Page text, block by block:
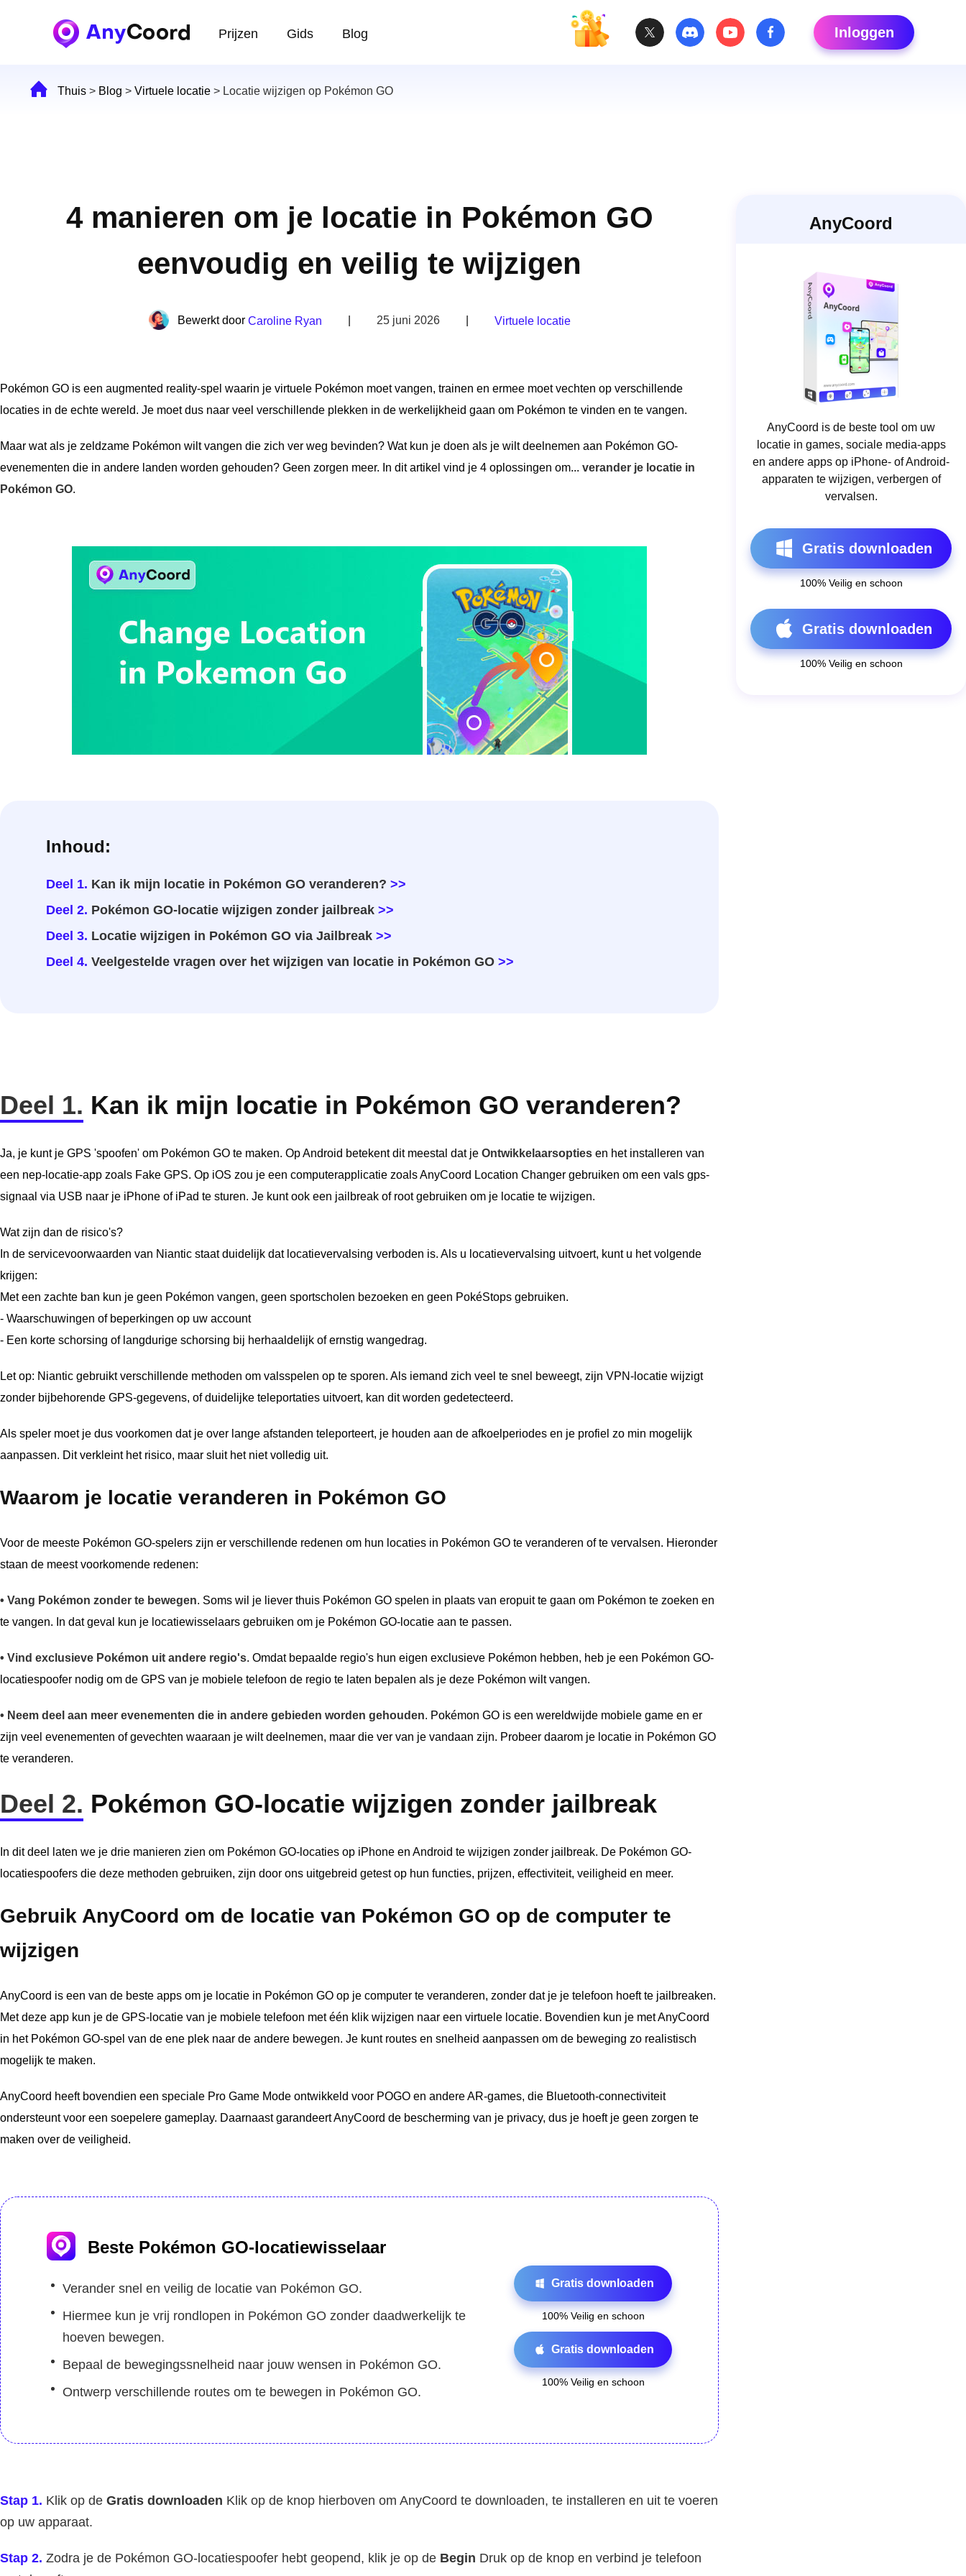
Prijzen Gids Blog Inloggen
Thuis > Blog > Virtuele locatie > Locatie wijzigen op Pokémon GO
4 manieren om je locatie in Pokémon GO
eenvoudig en veilig te wijzigen
Bewerkt door Caroline Ryan 25 juni 2026 Virtuele locatie
Pokémon GO is een augmented reality-spel waarin je virtuele Pokémon moet vangen, trainen en ermee moet vechten op verschillende
locaties in de echte wereld. Je moet dus naar veel verschillende plekken in de werkelijkheid gaan om Pokémon te vinden en te vangen.
Maar wat als je zeldzame Pokémon wilt vangen die zich ver weg bevinden? Wat kun je doen als je wilt deelnemen aan Pokémon GO-
evenementen die in andere landen worden gehouden? Geen zorgen meer. In dit artikel vind je 4 oplossingen om... verander je locatie in
Pokémon GO.
Inhoud:
Deel 1. Kan ik mijn locatie in Pokémon GO veranderen? >>
Deel 2. Pokémon GO-locatie wijzigen zonder jailbreak >>
Deel 3. Locatie wijzigen in Pokémon GO via Jailbreak >>
Deel 4. Veelgestelde vragen over het wijzigen van locatie in Pokémon GO >>
Deel 1. Kan ik mijn locatie in Pokémon GO veranderen?
Ja, je kunt je GPS 'spoofen' om Pokémon GO te maken. Op Android betekent dit meestal dat je Ontwikkelaarsopties en het installeren van
een nep-locatie-app zoals Fake GPS. Op iOS zou je een computerapplicatie zoals AnyCoord Location Changer gebruiken om een vals gps-
signaal via USB naar je iPhone of iPad te sturen. Je kunt ook een jailbreak of root gebruiken om je locatie te wijzigen.
Wat zijn dan de risico's?
In de servicevoorwaarden van Niantic staat duidelijk dat locatievervalsing verboden is. Als u locatievervalsing uitvoert, kunt u het volgende
krijgen:
Met een zachte ban kun je geen Pokémon vangen, geen sportscholen bezoeken en geen PokéStops gebruiken.
- Waarschuwingen of beperkingen op uw account
- Een korte schorsing of langdurige schorsing bij herhaaldelijk of ernstig wangedrag.
Let op: Niantic gebruikt verschillende methoden om valsspelen op te sporen. Als iemand zich veel te snel beweegt, zijn VPN-locatie wijzigt
zonder bijbehorende GPS-gegevens, of duidelijke teleportaties uitvoert, kan dit worden gedetecteerd.
Als speler moet je dus voorkomen dat je over lange afstanden teleporteert, je houden aan de afkoelperiodes en je profiel zo min mogelijk
aanpassen. Dit verkleint het risico, maar sluit het niet volledig uit.
Waarom je locatie veranderen in Pokémon GO
Voor de meeste Pokémon GO-spelers zijn er verschillende redenen om hun locaties in Pokémon GO te veranderen of te vervalsen. Hieronder
staan de meest voorkomende redenen:
• Vang Pokémon zonder te bewegen. Soms wil je liever thuis Pokémon GO spelen in plaats van eropuit te gaan om Pokémon te zoeken en
te vangen. In dat geval kun je locatiewisselaars gebruiken om je Pokémon GO-locatie aan te passen.
• Vind exclusieve Pokémon uit andere regio's. Omdat bepaalde regio's hun eigen exclusieve Pokémon hebben, heb je een Pokémon GO-
locatiespoofer nodig om de GPS van je mobiele telefoon de regio te laten bepalen als je deze Pokémon wilt vangen.
• Neem deel aan meer evenementen die in andere gebieden worden gehouden. Pokémon GO is een wereldwijde mobiele game en er
zijn veel evenementen of gevechten waaraan je wilt deelnemen, maar die ver van je vandaan zijn. Probeer daarom je locatie in Pokémon GO
te veranderen.
Deel 2. Pokémon GO-locatie wijzigen zonder jailbreak
In dit deel laten we je drie manieren zien om Pokémon GO-locaties op iPhone en Android te wijzigen zonder jailbreak. De Pokémon GO-
locatiespoofers die deze methoden gebruiken, zijn door ons uitgebreid getest op hun functies, prijzen, effectiviteit, veiligheid en meer.
Gebruik AnyCoord om de locatie van Pokémon GO op de computer te
wijzigen
AnyCoord is een van de beste apps om je locatie in Pokémon GO op je computer te veranderen, zonder dat je je telefoon hoeft te jailbreaken.
Met deze app kun je de GPS-locatie van je mobiele telefoon met één klik wijzigen naar een virtuele locatie. Bovendien kun je met AnyCoord
in het Pokémon GO-spel van de ene plek naar de andere bewegen. Je kunt routes en snelheid aanpassen om de beweging zo realistisch
mogelijk te maken.
AnyCoord heeft bovendien een speciale Pro Game Mode ontwikkeld voor POGO en andere AR-games, die Bluetooth-connectiviteit
ondersteunt voor een soepelere gameplay. Daarnaast garandeert AnyCoord de bescherming van je privacy, dus je hoeft je geen zorgen te
maken over de veiligheid.
Beste Pokémon GO-locatiewisselaar
Verander snel en veilig de locatie van Pokémon GO.
Hiermee kun je vrij rondlopen in Pokémon GO zonder daadwerkelijk te
hoeven bewegen.
Bepaal de bewegingssnelheid naar jouw wensen in Pokémon GO.
Ontwerp verschillende routes om te bewegen in Pokémon GO.
Gratis downloaden
100% Veilig en schoon
Gratis downloaden
100% Veilig en schoon
Stap 1. Klik op de Gratis downloaden Klik op de knop hierboven om AnyCoord te downloaden, te installeren en uit te voeren
op uw apparaat.
Stap 2. Zodra je de Pokémon GO-locatiespoofer hebt geopend, klik je op de Begin Druk op de knop en verbind je telefoon
AnyCoord
AnyCoord is de beste tool om uw
locatie in games, sociale media-apps
en andere apps op iPhone- of Android-
apparaten te wijzigen, verbergen of
vervalsen.
Gratis downloaden
100% Veilig en schoon
Gratis downloaden
100% Veilig en schoon